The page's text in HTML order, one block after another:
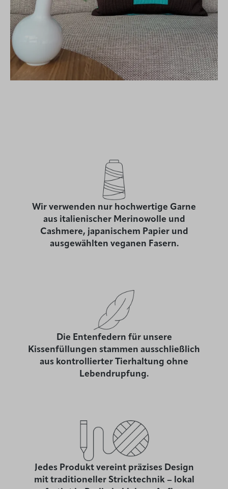
Wir verwenden nur hochwertige Garne
aus italienischer Merinowolle und
Cashmere, japanischem Papier und
ausgewählten veganen Fasern.
Die Entenfedern für unsere
Kissenfüllungen stammen ausschließlich
aus kontrollierter Tierhaltung ohne
Lebendrupfung.
Jedes Produkt vereint präzises Design
mit traditioneller Stricktechnik – lokal